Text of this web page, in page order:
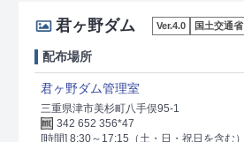
君ヶ野ダム Ver.4.0 国土交通省
配布場所
君ヶ野ダム管理室
三重県津市美杉町八手俣95-1
342 652 356*47
[時間] 8:30～17:15（土・日・祝日を含む）